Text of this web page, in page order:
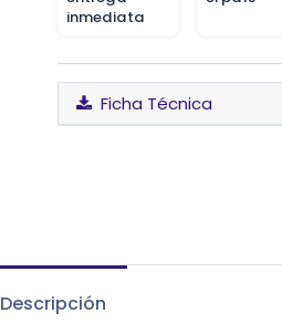
inmediata
Ficha Técnica
Descripción